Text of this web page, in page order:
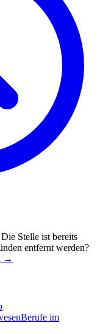
Die Stelle ist bereits
entfernt werden?
→
Berufe im